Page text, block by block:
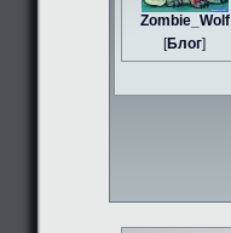
Zombie_Wolf
[Блог]